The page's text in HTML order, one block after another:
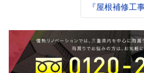
『屋根補修工